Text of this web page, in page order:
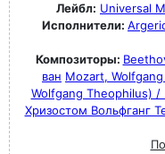
Лейбл: Universal
Исполнители:
Композиторы:
ван Mozart,
Wolfgang Theophilus)
Хризостом Вольфганг